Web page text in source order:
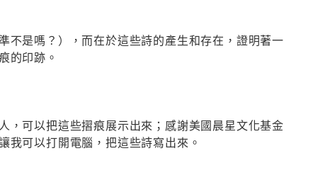
不是嗎？），而在於這些詩的產生和存在，證明著一
的印跡。
，可以把這些摺痕展示出來；感謝美國晨星文化基金
我可以打開電腦，把這些詩寫出來。